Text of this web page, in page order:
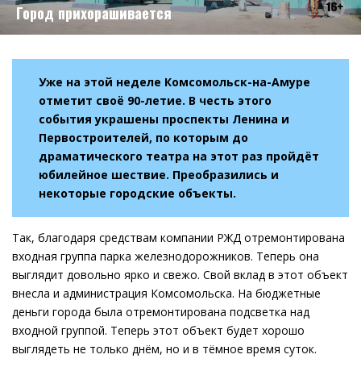
Город прихорашивается
Уже на этой неделе Комсомольск-на-Амуре
отметит своё 90-летие. В честь этого
события украшены проспекты Ленина и
Первостроителей, по которым до
драматического театра на этот раз пройдёт
юбилейное шествие. Преобразились и
некоторые городские объекты.
Так, благодаря средствам компании РЖД отремонтирована
входная группа парка железнодорожников. Теперь она
выглядит довольно ярко и свежо. Свой вклад в этот объект
внесла и администрация Комсомольска. На бюджетные
деньги города была отремонтирована подсветка над
входной группой. Теперь этот объект будет хорошо
выглядеть не только днём, но и в тёмное время суток.